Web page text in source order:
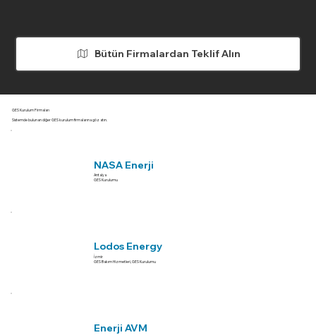
Bütün Firmalardan Teklif Alın
GES Kurulum Firmaları
Sistemde bulunan diğer GES kurulum firmalarına göz atın.
NASA Enerji
Antalya
GES Kurulumu
Lodos Energy
İzmir
GES Bakım Hizmetleri, GES Kurulumu
Enerji AVM